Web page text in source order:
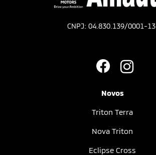
CNPJ: 04.830.139/0001-13
Novos
Triton Terra
Nova Triton
Eclipse Cross